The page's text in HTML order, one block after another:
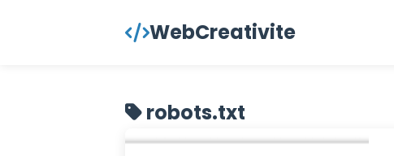
WebCreativite
robots.txt